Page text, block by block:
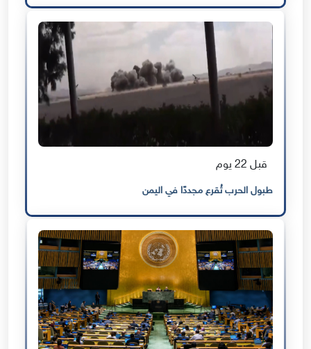
قبل 22 يوم
طبول الحرب تُقرع مجددًا في اليمن